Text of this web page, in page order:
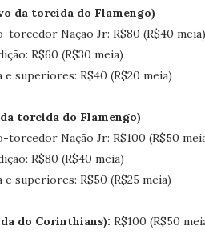
da torcida do Flamengo)
Nação Jr: R$80 (R$40 meia)
R$60 (R$30 meia)
superiores: R$40 (R$20 meia)
torcida do Flamengo)
Nação Jr: R$100 (R$50
R$80 (R$40 meia)
superiores: R$50 (R$25 meia)
do Corinthians): R$100 (R$50